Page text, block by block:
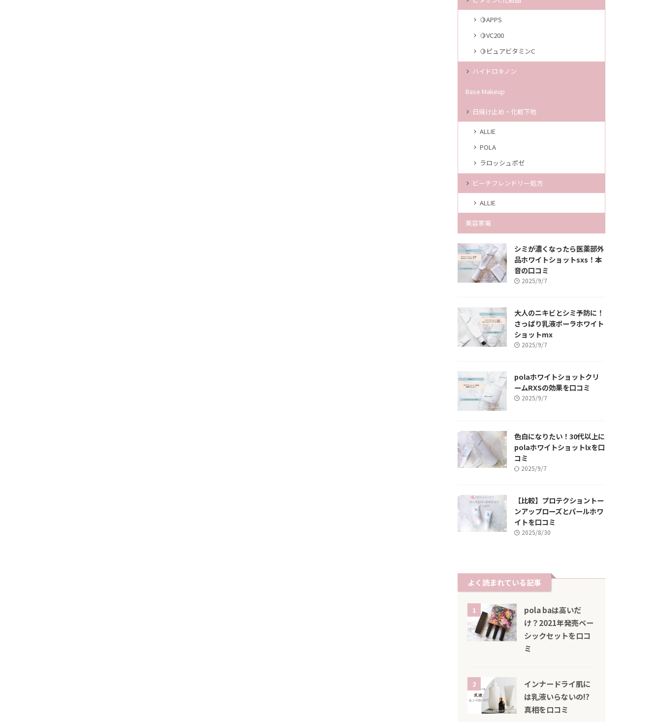
🍋APPS
🍋VC200
🍋ピュアビタミンC
ハイドロキノン
Base Makeup
日焼け止め・化粧下地
ALLIE
POLA
ラロッシュポゼ
ビーチフレンドリー処方
ALLIE
美容家電
シミが濃くなったら医薬部外
品ホワイトショットsxs！本
音の口コミ
2025/9/7
大人のニキビとシミ予防に！
さっぱり乳液ポーラホワイト
ショットmx
2025/9/7
polaホワイトショットクリ
ームRXSの効果を口コミ
2025/9/7
色白になりたい！30代以上に
polaホワイトショットlxを口
コミ
2025/9/7
【比較】プロテクショントー
ンアップローズとパールホワ
イトを口コミ
2025/8/30
よく読まれている記事
1
pola baは高いだ
け？2021年発売ベー
シックセットを口コ
ミ
2
インナードライ肌に
は乳液いらないの!?
真相を口コミ